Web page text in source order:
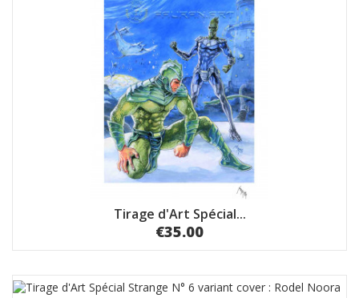
Tirage d'Art Spécial...
€35.00